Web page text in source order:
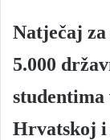
Natječaj
5.000
Hrvatskoj i